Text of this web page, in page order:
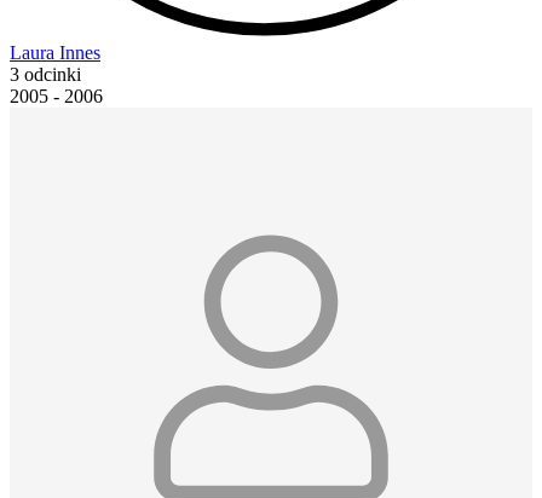
Laura Innes
3 odcinki
2005 - 2006